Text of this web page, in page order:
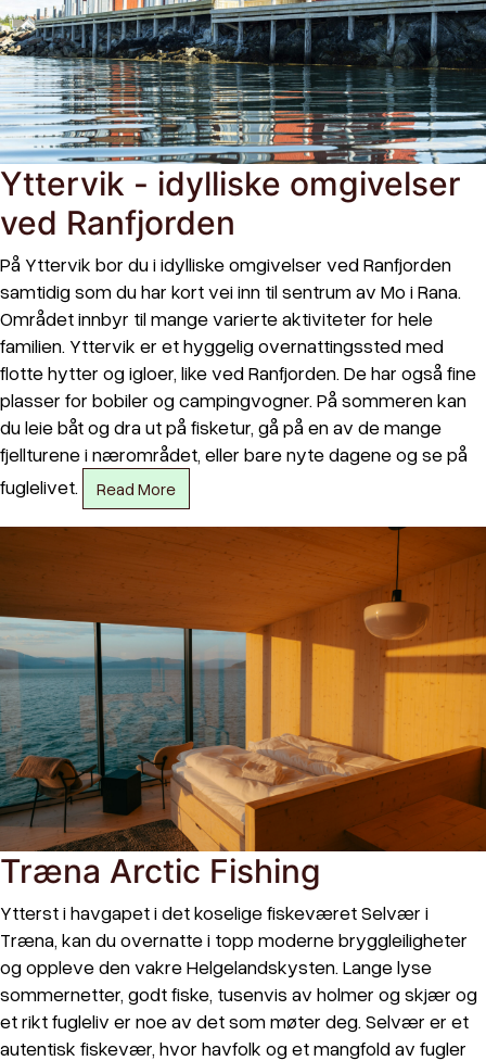
Yttervik - idylliske omgivelser
ved Ranfjorden
På Yttervik bor du i idylliske omgivelser ved Ranfjorden
samtidig som du har kort vei inn til sentrum av Mo i Rana.
Området innbyr til mange varierte aktiviteter for hele
familien. Yttervik er et hyggelig overnattingssted med
flotte hytter og igloer, like ved Ranfjorden. De har også fine
plasser for bobiler og campingvogner. På sommeren kan
du leie båt og dra ut på fisketur, gå på en av de mange
fjellturene i nærområdet, eller bare nyte dagene og se på
fuglelivet.
Read More
Træna Arctic Fishing
Ytterst i havgapet i det koselige fiskeværet Selvær i
Træna, kan du overnatte i topp moderne bryggleiligheter
og oppleve den vakre Helgelandskysten. Lange lyse
sommernetter, godt fiske, tusenvis av holmer og skjær og
et rikt fugleliv er noe av det som møter deg. Selvær er et
autentisk fiskevær, hvor havfolk og et mangfold av fugler